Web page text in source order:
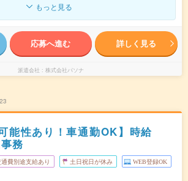
もっと見る
応募へ進む 詳しく見る
派遣会社 株式会社パソナ
能性あり！車通勤OK】時給
務
通費別途支給あり 土日祝日が休み WEB登録OK